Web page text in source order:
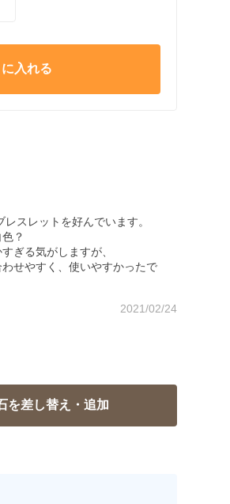
入れる
スレットを好んでいます。
？
ぎる気がしますが、
せやすく、使いやすかったで
2021/02/24